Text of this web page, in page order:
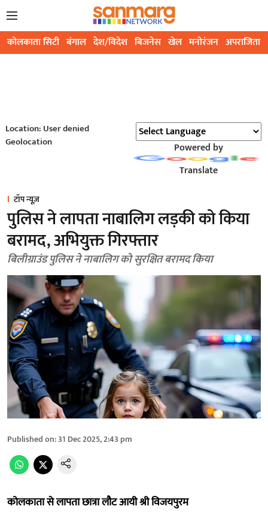
कोलकाता सिटी बंगाल देश/विदेश बिजनेस खेल मनोरंजन अपराजिता
Location: User denied
Geolocation
Powered by
Translate
टॉप न्यूज़
पुलिस ने लापता नाबालिग लड़की को किया
बरामद, अभियुक्त गिरफ्तार
बिलीग्राउंड पुलिस ने नाबालिग को सुरक्षित बरामद किया
Published on:31 Dec 2025, 2:43 pm
कोलकाता से लापता छात्रा लौट आयी श्री विजयपुरम